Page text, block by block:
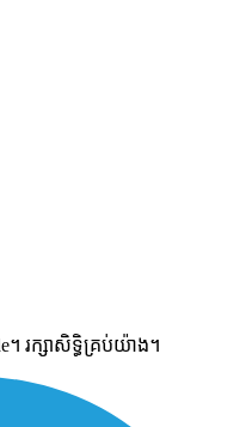
។ រក្សាសិទ្ធិគ្រប់យ៉ាង។